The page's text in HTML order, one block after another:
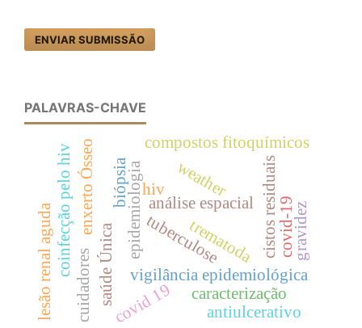
ENVIAR SUBMISSÃO
PALAVRAS-CHAVE
saúde Única
epidemiologia
vigilância epidemiológica
análise espacial cistos residuais
biópsia
enxerto Ósseo
coinfecção pelo hiv tuberculose covid-19
trematoda
weather
caracterização
compostos fitoquímicos
antiulcerativo
lesão renal aguda covid 19
hiv
cuidadores
gravidez